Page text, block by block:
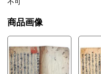
商品画像